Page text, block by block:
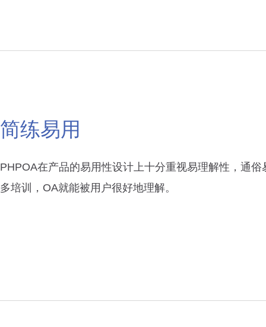
简练易用
PHPOA在产品的易用性设计上十分重视易理解性，通俗
多培训，OA就能被用户很好地理解。